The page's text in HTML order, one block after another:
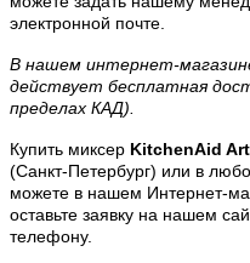
электронной почте.
В нашем интернет-
действует бесплатная
пределах КАД).
Купить миксер KitchenAid
(Санкт-Петербург) или в
можете в нашем Интернет-
оставьте заявку на нашем
телефону.